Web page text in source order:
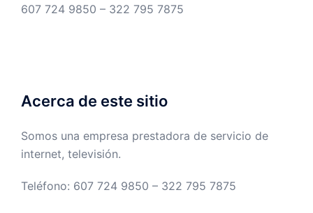
607 724 9850 – 322 795 7875
Acerca de este sitio
Somos una empresa prestadora de servicio de
internet, televisión.
Teléfono: 607 724 9850 – 322 795 7875